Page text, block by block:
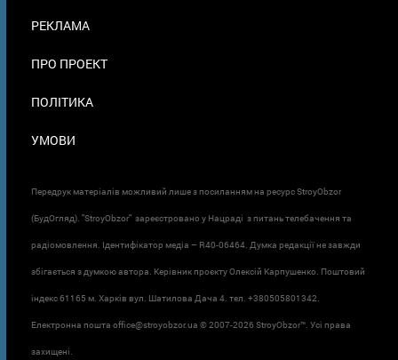
РЕКЛАМА
ПРО ПРОЕКТ
ПОЛІТИКА
УМОВИ
Передрук матеріалів можливий лише з посиланням на ресурс StroyObzor
(БудОгляд). "StroyObzor" зареєстровано у Нацраді з питань телебачення та
радіомовлення. Ідентифікатор медіа – R40-06464. Думка редакції не завжди
збігається з думкою автора. Керівник проєкту Олексій Карпушенко. Поштовий
індекс 61165 м. Харків вул. Шатилова Дача 4. тел. +380505801342.
Електронна пошта office@stroyobzor.ua © 2007-2026 StroyObzor™. Усі права
захищені.